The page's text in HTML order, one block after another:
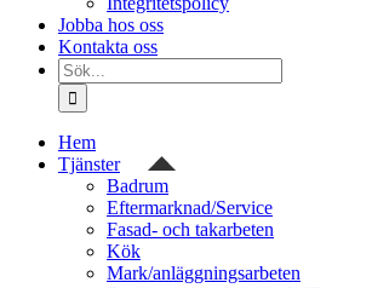
Jobba hos oss
Kontakta oss
Sök
efter:
Hem
Tjänster
Badrum
Eftermarknad/Service
Fasad- och takarbeten
Kök
Mark/anläggningsarbeten